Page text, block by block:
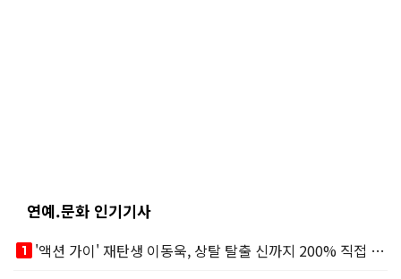
연예.문화 인기기사
looks_one
'액션 가이' 재탄생 이동욱, 상탈 탈출 신까지 200% 직접 소화